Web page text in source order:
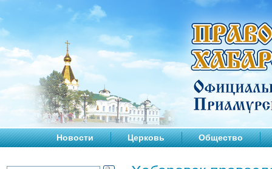
Новости Церковь Общество